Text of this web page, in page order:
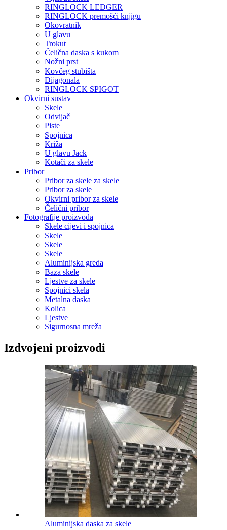
RINGLOCK LEDGER
RINGLOCK premošći knjigu
Okovratnik
U glavu
Trokut
Čelična daska s kukom
Nožni prst
Kovčeg stubišta
Dijagonala
RINGLOCK SPIGOT
Okvirni sustav
Skele
Odvijač
Piste
Spojnica
Križa
U glavu Jack
Kotači za skele
Pribor
Pribor za skele za skele
Pribor za skele
Okvirni pribor za skele
Čelični pribor
Fotografije proizvoda
Skele cijevi i spojnica
Skele
Skele
Skele
Aluminijska greda
Baza skele
Ljestve za skele
Spojnici skela
Metalna daska
Kolica
Ljestve
Sigurnosna mreža
Izdvojeni proizvodi
Aluminijska daska za skele